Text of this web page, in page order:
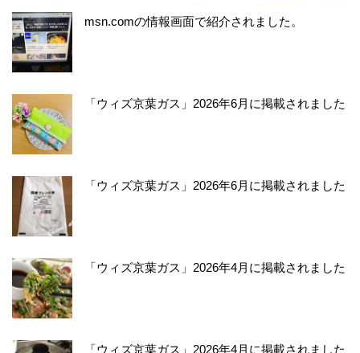
msn.comの情報画面で紹介されました。
「ウィズ京葉ガス」2026年6月に掲載されました
「ウィズ京葉ガス」2026年6月に掲載されました
「ウィズ京葉ガス」2026年4月に掲載されました
「ウィズ京葉ガス」2026年4月に掲載されました